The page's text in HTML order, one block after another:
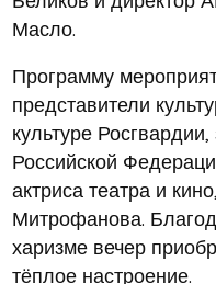
Масло.
Программу
представители
культуре
Российской
актриса театра и
Митрофанова.
харизме вечер
тёплое настроение.